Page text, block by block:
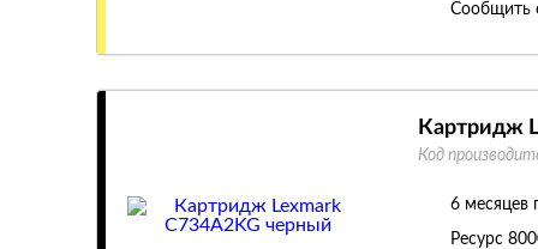
Сообщить
Картридж
Код
6 месяцев
Ресурс